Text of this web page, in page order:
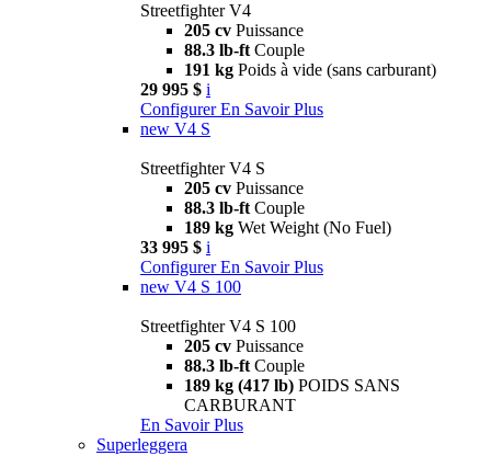
Streetfighter V4
205 cv Puissance
88.3 lb-ft Couple
191 kg Poids à vide (sans carburant)
29 995 $ i
Configurer En Savoir Plus
new V4 S
Streetfighter V4 S
205 cv Puissance
88.3 lb-ft Couple
189 kg Wet Weight (No Fuel)
33 995 $ i
Configurer En Savoir Plus
new V4 S 100
Streetfighter V4 S 100
205 cv Puissance
88.3 lb-ft Couple
189 kg (417 lb) POIDS SANS
CARBURANT
En Savoir Plus
Superleggera